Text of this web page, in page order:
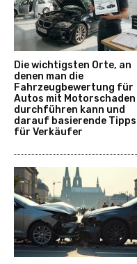
Die wichtigsten Orte, an
denen man die
Fahrzeugbewertung für
Autos mit Motorschaden
durchführen kann und
darauf basierende Tipps
für Verkäufer